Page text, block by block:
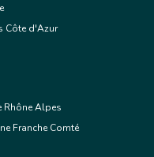
Côte d'Azur
Rhône Alpes
Franche Comté